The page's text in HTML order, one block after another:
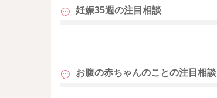
妊娠35週の注目相談
お腹の赤ちゃんのことの注目相談